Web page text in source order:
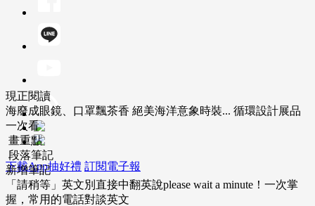
下載App抽好禮 訂閱電子報
現正閱讀
海廢成眼鏡、口罩飄茶香 絕美海洋意象時裝... 循環設計展品
一次看
畫重點
段落筆記
新增筆記
「請稍等」英文別直接中翻英說please wait a minute！一次掌
握，常用的電話對談英文